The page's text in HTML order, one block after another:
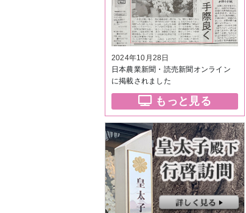
2024年10月28日
日本農業新聞・読売新聞オンライン
に掲載されました
もっと見る